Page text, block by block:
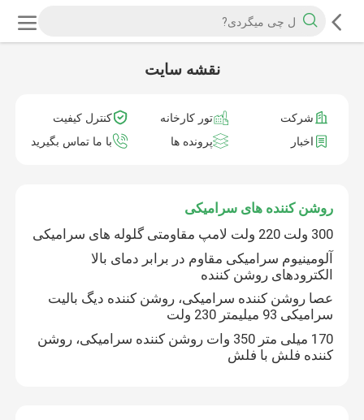
نقشه سایت
شرکت تور کارخانه
کنترل کیفیت
اخبار
پرونده ها با ما تماس بگیرید
روشن کننده های سرامیکی
300 ولت 220 ولت لامپ مقاومتی گلوله های سرامیکی
آلومینیوم سرامیکی مقاوم در برابر دمای بالا
الکترودهای روشن کننده
عصا روشن کننده سرامیکی، روشن کننده دیگ بالیت
سرامیکی 93 میلیمتر 230 ولت
170 میلی متر 350 وات روشن کننده سرامیکی، روشن
کننده فلش با فلش